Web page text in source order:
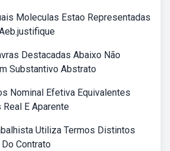
Moleculas Estao Representadas
Destacadas Abaixo Não
Substantivo Abstrato
Nominal Efetiva Equivalentes
E Aparente
Utiliza Termos Distintos
Contrato